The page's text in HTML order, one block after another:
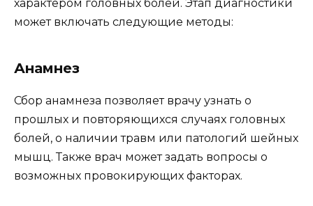
характером головных болей. Этап диагностики
может включать следующие методы:
Анамнез
Сбор анамнеза позволяет врачу узнать о
прошлых и повторяющихся случаях головных
болей, о наличии травм или патологий шейных
мышц. Также врач может задать вопросы о
возможных провокирующих факторах.